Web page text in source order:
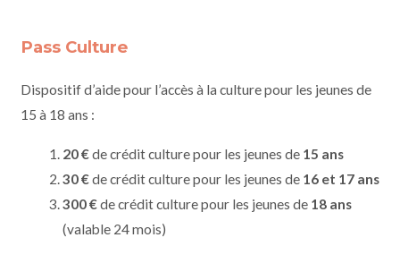
Pass Culture
Dispositif d’aide pour l’accès à la culture pour les jeunes de
15 à 18 ans :
20 €de crédit culture pour les jeunes de 15 ans
30 €de crédit culture pour les jeunes de 16 et 17 ans
300 €de crédit culture pour les jeunes de 18 ans
(valable 24 mois)